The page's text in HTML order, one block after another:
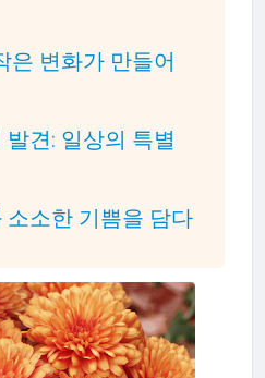
은 변화가 만들어
견: 일상의 특별
소소한 기쁨을 담다